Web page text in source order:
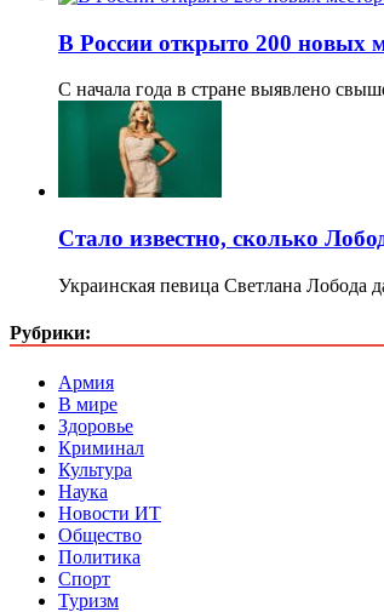
В России открыто 200 новых
С начала года в стране выявлено
Стало известно, сколько
Украинская певица Светлана Лобода
Рубрики:
Армия
В мире
Здоровье
Криминал
Культура
Наука
Новости ИТ
Общество
Политика
Спорт
Туризм